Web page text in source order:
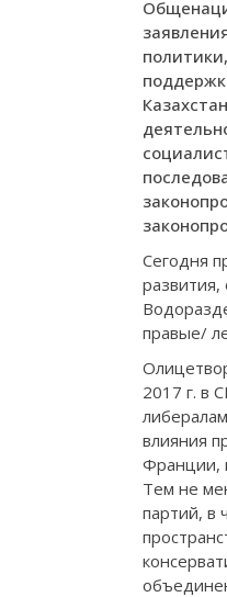
Сегодня
развития,
правые/
2017 г. в
влияния
Франции,
Тем не
партий, в